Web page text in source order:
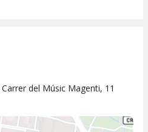
Carrer del Músic Magenti, 11